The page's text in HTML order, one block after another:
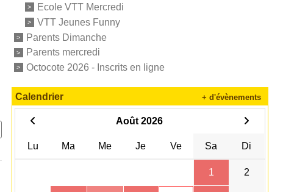
Ecole VTT Mercredi
VTT Jeunes Funny
Parents Dimanche
Parents mercredi
Octocote 2026 - Inscrits en ligne
Calendrier
Août 2026
Lu Ma Me Je Ve Sa Di
1 2
+ d'évènements